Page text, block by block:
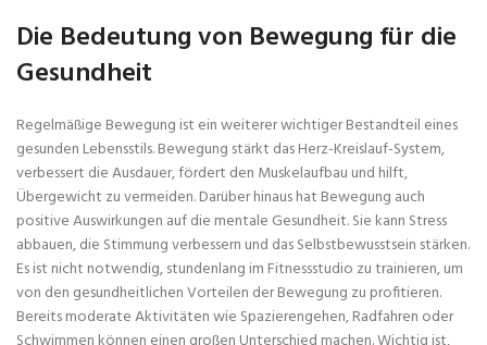
Die Bedeutung von Bewegung für die
Gesundheit
Regelmäßige Bewegung ist ein weiterer wichtiger Bestandteil eines
gesunden Lebensstils. Bewegung stärkt das Herz-Kreislauf-System,
verbessert die Ausdauer, fördert den Muskelaufbau und hilft,
Übergewicht zu vermeiden. Darüber hinaus hat Bewegung auch
positive Auswirkungen auf die mentale Gesundheit. Sie kann Stress
abbauen, die Stimmung verbessern und das Selbstbewusstsein stärken.
Es ist nicht notwendig, stundenlang im Fitnessstudio zu trainieren, um
von den gesundheitlichen Vorteilen der Bewegung zu profitieren.
Bereits moderate Aktivitäten wie Spazierengehen, Radfahren oder